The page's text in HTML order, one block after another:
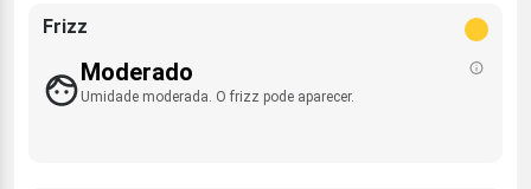
Frizz
Moderado
Umidade moderada. O frizz pode aparecer.